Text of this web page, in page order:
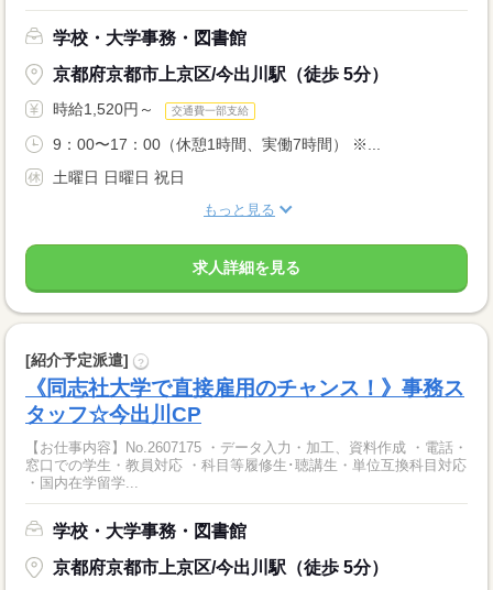
学校・大学事務・図書館
京都府京都市上京区/今出川駅（徒歩 5分）
時給1,520円～ 交通費一部支給
9：00〜17：00（休憩1時間、実働7時間） ※...
土曜日 日曜日 祝日
もっと見る
求人詳細を見る
[紹介予定派遣] ?
《同志社大学で直接雇用のチャンス！》事務ス
タッフ☆今出川CP
【お仕事内容】No.2607175 ・データ入力・加工、資料作成 ・電話・
窓口での学生・教員対応 ・科目等履修生･聴講生・単位互換科目対応
・国内在学留学...
学校・大学事務・図書館
京都府京都市上京区/今出川駅（徒歩 5分）